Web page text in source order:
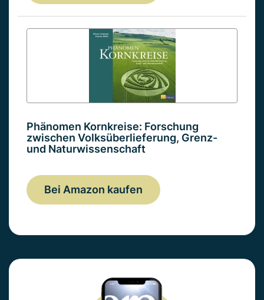
Phänomen Kornkreise: Forschung
zwischen Volksüberlieferung, Grenz-
und Naturwissenschaft
Bei Amazon kaufen